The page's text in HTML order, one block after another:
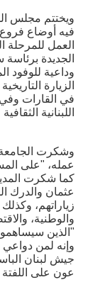
فيه أوضاع فروع
العمل للمرحلة
الجديدة
وداعية للوفود
الزيارة
في القارات وفي
اللبنانية
وشكرت الجامعة
عمله، "على
كما شكرت
عثمان والدرك
زياراتهم،
والوطنية،
"الذين
وإنه لمن دواعي
جيش لبنان
عون على اللفتة